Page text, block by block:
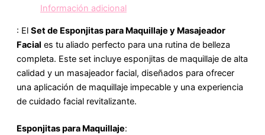
Información adicional
: El Set de Esponjitas para Maquillaje y Masajeador
Facial es tu aliado perfecto para una rutina de belleza
completa. Este set incluye esponjitas de maquillaje de alta
calidad y un masajeador facial, diseñados para ofrecer
una aplicación de maquillaje impecable y una experiencia
de cuidado facial revitalizante.
Esponjitas para Maquillaje: